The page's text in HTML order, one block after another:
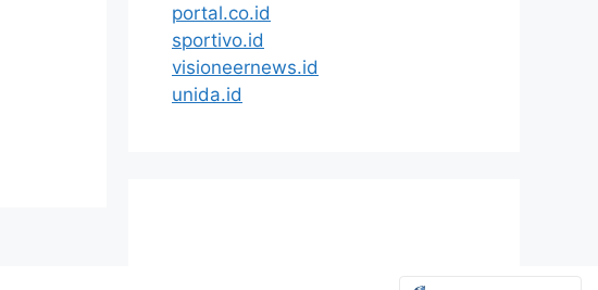
portal.co.id
sportivo.id
visioneernews.id
unida.id